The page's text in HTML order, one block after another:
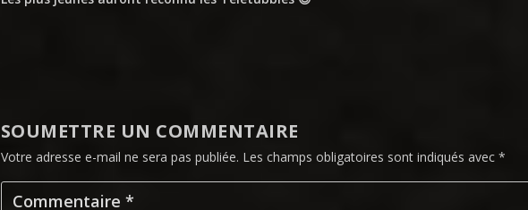
SOUMETTRE UN COMMENTAIRE
Votre adresse e-mail ne sera pas publiée. Les champs obligatoires sont indiqués avec *